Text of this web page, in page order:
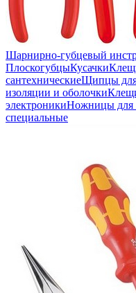
Шарнирно-губцевый
ПлоскогубцыКусачки
сантехническиеЩипцы для
изоляции и оболочки
электроникиНожницы для
специальные